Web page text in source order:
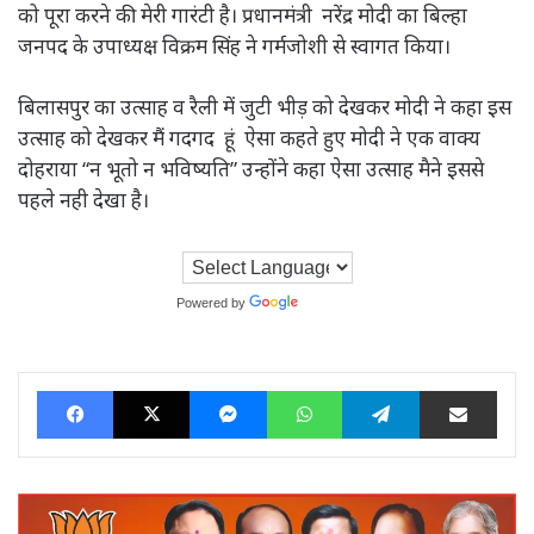
को पूरा करने की मेरी गारंटी है। प्रधानमंत्री नरेंद्र मोदी का बिल्हा
जनपद के उपाध्यक्ष विक्रम सिंह ने गर्मजोशी से स्वागत किया।
बिलासपुर का उत्साह व रैली में जुटी भीड़ को देखकर मोदी ने कहा इस
उत्साह को देखकर मैं गदगद हूं ऐसा कहते हुए मोदी ने एक वाक्य
दोहराया “न भूतो न भविष्यति” उन्होंने कहा ऐसा उत्साह मैने इससे
पहले नही देखा है।
Powered by
FacebookX MessengerWhatsAppTelegram Share via